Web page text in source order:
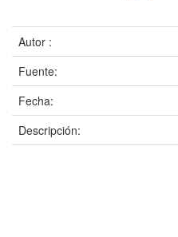
Autor :
Fuente:
Fecha:
Descripción: